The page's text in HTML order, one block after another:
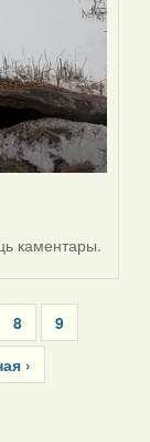
каментары.
Page
8 Page
9
›